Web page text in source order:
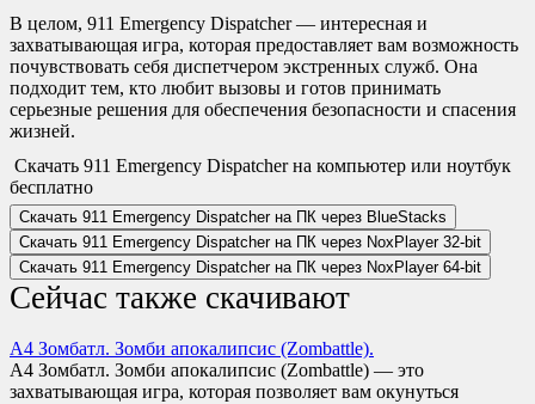
В целом, 911 Emergency Dispatcher — интересная и
захватывающая игра, которая предоставляет вам возможность
почувствовать себя диспетчером экстренных служб. Она
подходит тем, кто любит вызовы и готов принимать
серьезные решения для обеспечения безопасности и спасения
жизней.
Скачать 911 Emergency Dispatcher на компьютер или ноутбук
бесплатно
Скачать 911 Emergency Dispatcher на ПК через BlueStacks
Скачать 911 Emergency Dispatcher на ПК через NoxPlayer 32-bit
Скачать 911 Emergency Dispatcher на ПК через NoxPlayer 64-bit
Сейчас также скачивают
А4 Зомбатл. Зомби апокалипсис (Zombattle).
A4 Зомбатл. Зомби апокалипсис (Zombattle) — это
захватывающая игра, которая позволяет вам окунуться